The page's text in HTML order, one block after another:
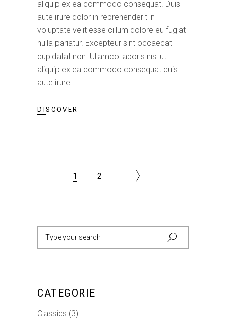
aliquip ex ea commodo consequat. Duis
aute irure dolor in reprehenderit in
voluptate velit esse cillum dolore eu fugiat
nulla pariatur. Excepteur sint occaecat
cupidatat non. Ullamco laboris nisi ut
aliquip ex ea commodo consequat duis
aute irure
DISCOVER
1 2
Search
CATEGORIE
Classics (3)